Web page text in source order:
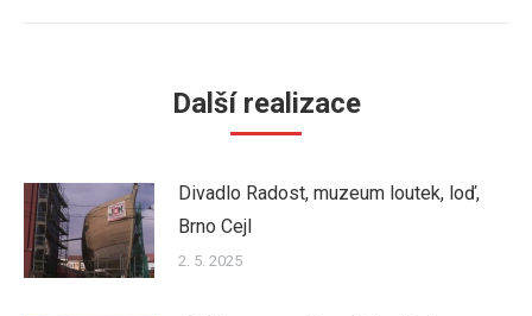
Další realizace
Divadlo Radost, muzeum loutek, loď,
Brno Cejl
2. 5. 2025